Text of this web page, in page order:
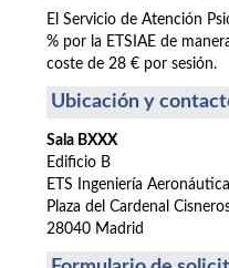
El Servicio de Atención
% por la ETSIAE de
coste de 28 € por sesión.
Ubicación y
Sala BXXX
Edificio B
ETS Ingeniería
Plaza del Cardenal
28040 Madrid